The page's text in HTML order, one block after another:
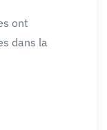
ont
dans la